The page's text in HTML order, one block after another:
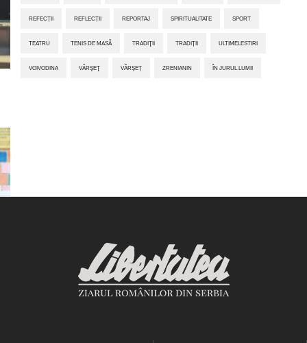
REFECȚII REFLECȚII REPORTAJ SPIRITUALITATE SPORT
TEATRU TENIS DE MASĂ TRADIŢII TRADIȚII ULTIMELESTIRI
VOIVODINA VÂRŞEŢ VÂRȘEȚ ZRENIANIN ÎN JURUL LUMII